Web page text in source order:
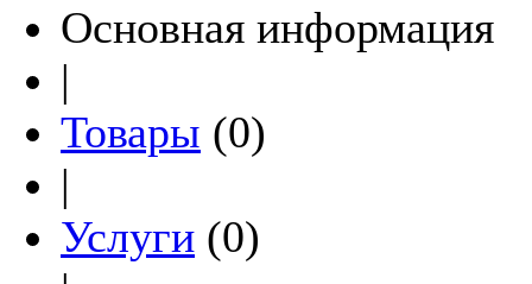
Основная информация
|
Товары (0)
|
Услуги (0)